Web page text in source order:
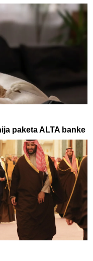
paketa ALTA banke